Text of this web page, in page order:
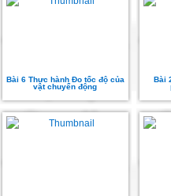
Bài 6 Thực hành Đo tốc độ của
vật chuyển động
Bài